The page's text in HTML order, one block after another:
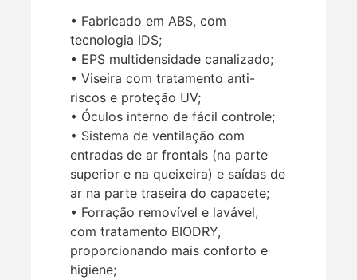
• Fabricado em ABS, com
tecnologia IDS;
• EPS multidensidade canalizado;
• Viseira com tratamento anti-
riscos e proteção UV;
• Óculos interno de fácil controle;
• Sistema de ventilação com
entradas de ar frontais (na parte
superior e na queixeira) e saídas de
ar na parte traseira do capacete;
• Forração removível e lavável,
com tratamento BIODRY,
proporcionando mais conforto e
higiene;